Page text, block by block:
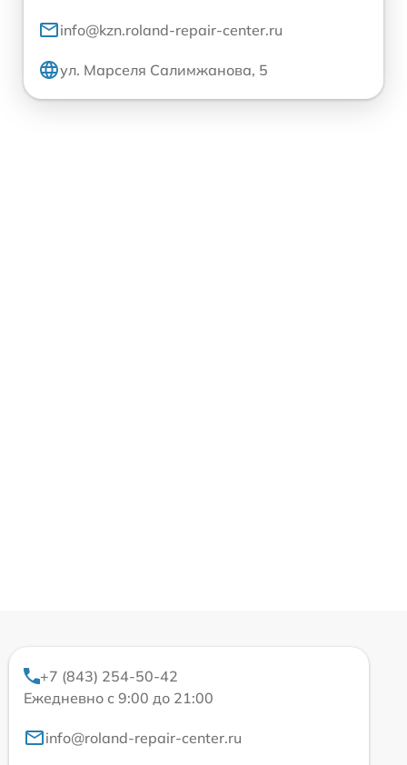
info@kzn.roland-repair-center.ru
ул. Марселя Салимжанова, 5
+7 (843) 254-50-42
Ежедневно с 9:00 до 21:00
info@roland-repair-center.ru